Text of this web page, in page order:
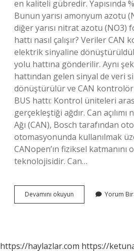
en kaliteli gübredir. Yapısında
Bunun yarısı amonyum azotu
diğer yarısı nitrat azotu (NO3)
hattı nasıl çalışır? Veriler
elektrik sinyaline
yolu hattına gönderilir. Aynı
hattından gelen sinyal de veri
dönüştürülür ve CAN
BUS hattı: Kontrol üniteleri
gerçekleştiği ağdır. Can
Ağı (CAN), Bosch tarafından
otomasyonunda kullanılmak
CANopen’ın fiziksel
teknolojisidir. Can…
Devamını okuyun
Programı
Yorum
https://haylazlar.com https://